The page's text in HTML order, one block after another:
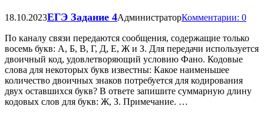
18.10.2023ЕГЭ Задание 4АдминистраторКомментарии: 0
По каналу связи передаются сообщения, содержащие только
восемь букв: А, Б, В, Г, Д, Е, Ж и З. Для передачи используется
двоичный код, удовлетворяющий условию Фано. Кодовые
слова для некоторых букв известны: Какое наименьшее
количество двоичных знаков потребуется для кодирования
двух оставшихся букв? В ответе запишите суммарную длину
кодовых слов для букв: Ж, З. Примечание. …